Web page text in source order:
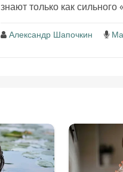
знают только как
Александр Шапочкин